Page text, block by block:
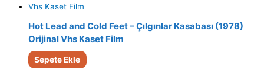
Hot Lead and Cold Feet – Çılgınlar Kasabası (1978)
Orijinal Vhs Kaset Film
Sepete Ekle